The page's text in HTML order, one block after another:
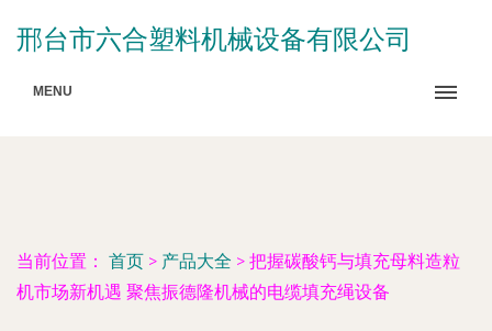
邢台市六合塑料机械设备有限公司
MENU
当前位置： 首页 > 产品大全 > 把握碳酸钙与填充母料造粒
机市场新机遇 聚焦振德隆机械的电缆填充绳设备